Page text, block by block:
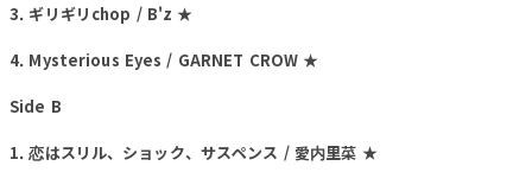
3. ギリギリchop / B'z ★
4. Mysterious Eyes / GARNET CROW ★
Side B
1. 恋はスリル、ショック、サスペンス / 愛内里菜 ★